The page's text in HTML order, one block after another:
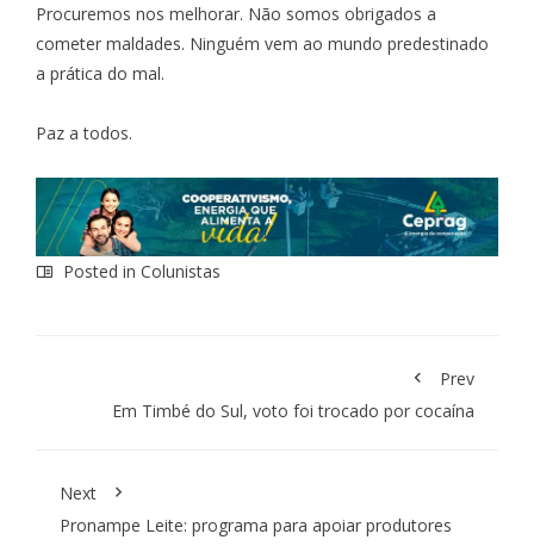
Procuremos nos melhorar. Não somos obrigados a
cometer maldades. Ninguém vem ao mundo predestinado
a prática do mal.
Paz a todos.
Posted in Colunistas
Prev
Em Timbé do Sul, voto foi trocado por cocaína
Next
Pronampe Leite: programa para apoiar produtores